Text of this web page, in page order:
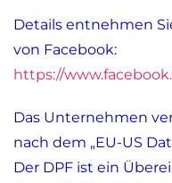
Details entnehmen
von Facebook:
https://
Das Unternehmen
nach dem „EU-US
Der DPF ist ein